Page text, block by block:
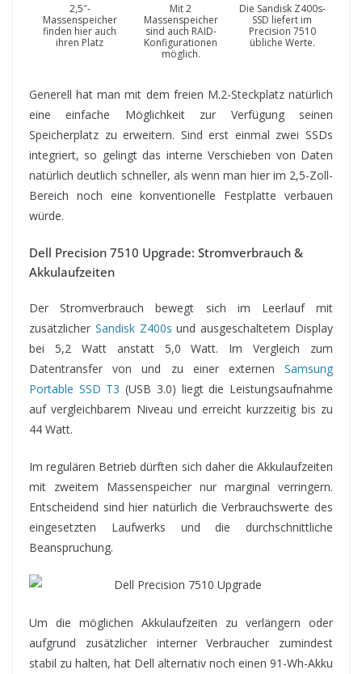
2,5″-
Massenspeicher
finden hier auch
ihren Platz
Mit 2
Massenspeicher
sind auch RAID-
Konfigurationen
möglich.
Die Sandisk Z400s-
SSD liefert im
Precision 7510
übliche Werte.
Generell hat man mit dem freien M.2-Steckplatz natürlich
eine einfache Möglichkeit zur Verfügung seinen
Speicherplatz zu erweitern. Sind erst einmal zwei SSDs
integriert, so gelingt das interne Verschieben von Daten
natürlich deutlich schneller, als wenn man hier im 2,5-Zoll-
Bereich noch eine konventionelle Festplatte verbauen
würde.
Dell Precision 7510 Upgrade: Stromverbrauch &
Akkulaufzeiten
Der Stromverbrauch bewegt sich im Leerlauf mit
zusätzlicher Sandisk Z400s und ausgeschaltetem Display
bei 5,2 Watt anstatt 5,0 Watt. Im Vergleich zum
Datentransfer von und zu einer externen Samsung
Portable SSD T3 (USB 3.0) liegt die Leistungsaufnahme
auf vergleichbarem Niveau und erreicht kurzzeitig bis zu
44 Watt.
Im regulären Betrieb dürften sich daher die Akkulaufzeiten
mit zweitem Massenspeicher nur marginal verringern.
Entscheidend sind hier natürlich die Verbrauchswerte des
eingesetzten Laufwerks und die durchschnittliche
Beanspruchung.
Um die möglichen Akkulaufzeiten zu verlängern oder
aufgrund zusätzlicher interner Verbraucher zumindest
stabil zu halten, hat Dell alternativ noch einen 91-Wh-Akku